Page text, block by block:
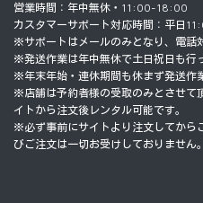
営業時間：年中無休・11:00-18:00
カスタマーサポート対応時間：平日
※サポートはメールのみとなり、電話
※発送作業は年中無休で土日祝日も行
※年末年始・連休期間も休まず発送作
※店舗は予約者様の受取のみとさせて
イトから注文後レンタル可能です。
※必ず事前にサイトより注文してから
びご注文は一切お受けしておりません。